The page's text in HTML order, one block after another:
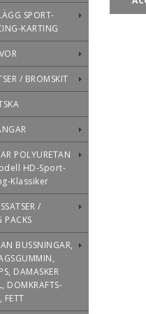
KARTING
/ BROMSKIT
HD-Sport-
Klassiker
PACKS
DAMASKER
DOMKRAFTS-
FETT